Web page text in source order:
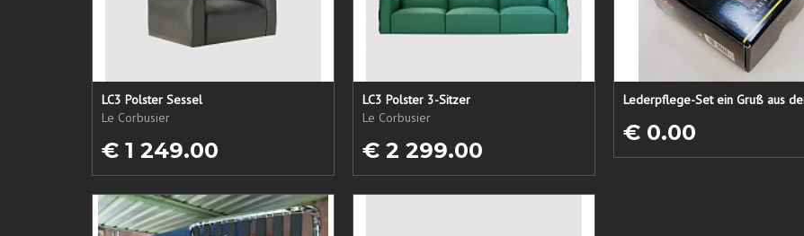
LC3 Polster Sessel
Le Corbusier
€ 1 249.00
LC3 Polster 3-Sitzer
Le Corbusier
€ 2 299.00
€ 0.00